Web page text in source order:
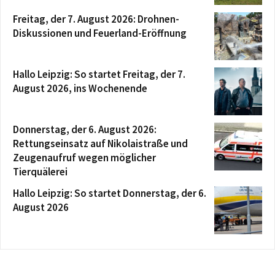
Freitag, der 7. August 2026: Drohnen-
Diskussionen und Feuerland-Eröffnung
Hallo Leipzig: So startet Freitag, der 7.
August 2026, ins Wochenende
Donnerstag, der 6. August 2026:
Rettungseinsatz auf Nikolaistraße und
Zeugenaufruf wegen möglicher
Tierquälerei
Hallo Leipzig: So startet Donnerstag, der 6.
August 2026